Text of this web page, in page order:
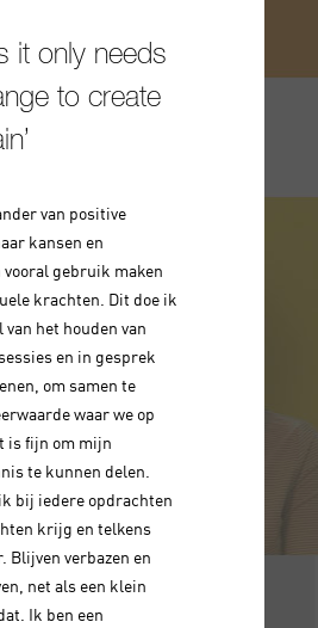
it only needs
to create
van positive
kansen en
gebruik maken
krachten. Dit doe ik
het houden van
en in gesprek
om samen te
waar we op
is fijn om mijn
te kunnen delen.
bij iedere opdrachten
krijg en telkens
Blijven verbazen en
net als een klein
Ik ben een